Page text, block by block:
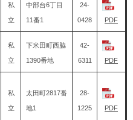
私
立
中部台6丁目
11番1
24-
0428 PDF
私
立
下米田町西脇
1390番地
42-
6311 PDF
私
立
太田町2817番
地1
28-
1225 PDF